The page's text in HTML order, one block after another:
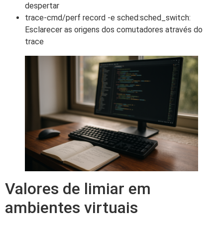
despertar
trace-cmd/perf record -e sched:sched_switch:
Esclarecer as origens dos comutadores através do
trace
Valores de limiar em
ambientes virtuais